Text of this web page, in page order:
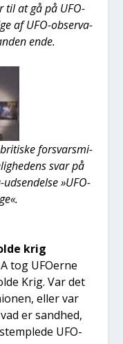
til at gå på UFO-
af UFO-obser­va­
ende.
for­svars­mi­
svar på
udsen­del­se »UFO­
krig
tog UFO­er­ne
Krig. Var det
eller var
er sand­hed,
UFO-